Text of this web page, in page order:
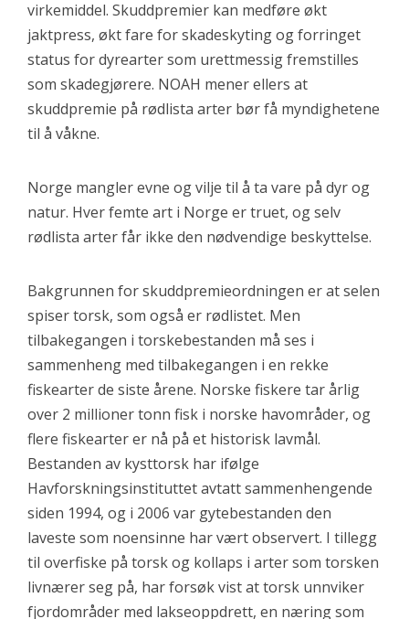
virkemiddel. Skuddpremier kan medføre økt
jaktpress, økt fare for skadeskyting og forringet
status for dyrearter som urettmessig fremstilles
som skadegjørere. NOAH mener ellers at
skuddpremie på rødlista arter bør få myndighetene
til å våkne.
Norge mangler evne og vilje til å ta vare på dyr og
natur. Hver femte art i Norge er truet, og selv
rødlista arter får ikke den nødvendige beskyttelse.
Bakgrunnen for skuddpremieordningen er at selen
spiser torsk, som også er rødlistet. Men
tilbakegangen i torskebestanden må ses i
sammenheng med tilbakegangen i en rekke
fiskearter de siste årene. Norske fiskere tar årlig
over 2 millioner tonn fisk i norske havområder, og
flere fiskearter er nå på et historisk lavmål.
Bestanden av kysttorsk har ifølge
Havforskningsinstituttet avtatt sammenhengende
siden 1994, og i 2006 var gytebestanden den
laveste som noensinne har vært observert. I tillegg
til overfiske på torsk og kollaps i arter som torsken
livnærer seg på, har forsøk vist at torsk unnviker
fjordområder med lakseoppdrett, en næring som